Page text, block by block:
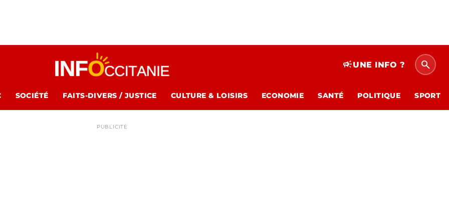
campaignUNE INFO ? search
SOCIÉTÉ FAITS-DIVERS / JUSTICE CULTURE & LOISIRS ECONOMIE SANTÉ POLITIQUE SPORT
PUBLICITÉ